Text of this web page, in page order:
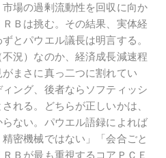
場の過剰流動性を回収に向か
Ｂは挑む。その結果、実体経
とパウエル議長は明言する。
況）なのか、経済成長減速程
まさに真っ二つに割れてい
ング、後者ならソフティッシ
れる。どちらが正しいかは、
ない。パウエル語録によれば
密機械ではない」「会合ごと
Ｂが最も重視するコアＰＣＥ